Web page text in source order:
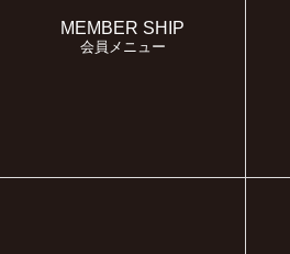
MEMBER SHIP
会員メニュー